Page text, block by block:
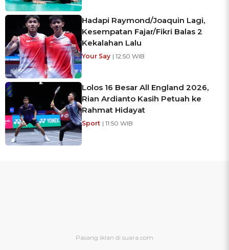
Hadapi Raymond/Joaquin Lagi,
Kesempatan Fajar/Fikri Balas 2
Kekalahan Lalu
Your Say | 12:50 WIB
Lolos 16 Besar All England 2026,
Rian Ardianto Kasih Petuah ke
Rahmat Hidayat
Sport | 11:50 WIB